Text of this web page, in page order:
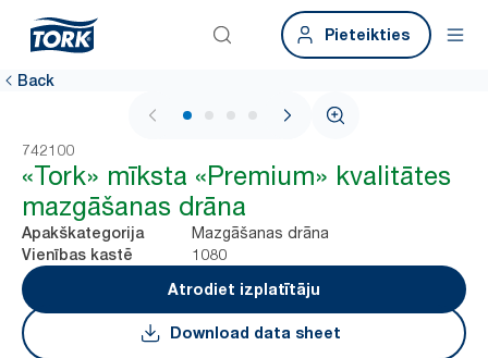
Pieteikties
Back
1 / 4
742100
«Tork» mīksta «Premium» kvalitātes
mazgāšanas drāna
Apakškategorija Mazgāšanas drāna
Vienības kastē
1080
Atrodiet izplatītāju
Download data sheet